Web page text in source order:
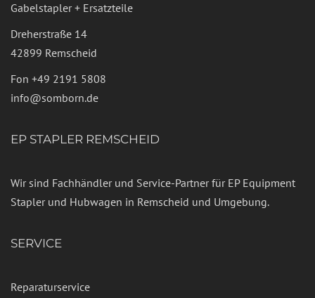
Gabelstapler + Ersatzteile
Dreherstraße 14
42899 Remscheid
Fon +49 2191 5808
info@somborn.de
EP STAPLER REMSCHEID
Wir sind Fachhändler und Service-Partner für EP Equipment
Stapler und Hubwagen in Remscheid und Umgebung.
SERVICE
Reparaturservice